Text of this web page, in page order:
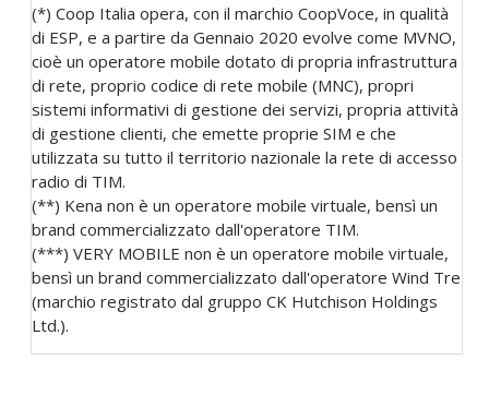
(*) Coop Italia opera, con il marchio CoopVoce, in qualità
di ESP, e a partire da Gennaio 2020 evolve come MVNO,
cioè un operatore mobile dotato di propria infrastruttura
di rete, proprio codice di rete mobile (MNC), propri
sistemi informativi di gestione dei servizi, propria attività
di gestione clienti, che emette proprie SIM e che
utilizzata su tutto il territorio nazionale la rete di accesso
radio di TIM.
(**) Kena non è un operatore mobile virtuale, bensì un
brand commercializzato dall'operatore TIM.
(***) VERY MOBILE non è un operatore mobile virtuale,
bensì un brand commercializzato dall'operatore Wind Tre
(marchio registrato dal gruppo CK Hutchison Holdings
Ltd.).